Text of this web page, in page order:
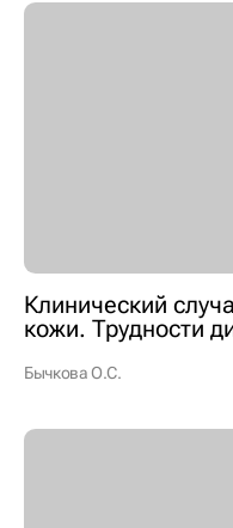
Клинический
кожи. Трудности
Бычкова О.С.